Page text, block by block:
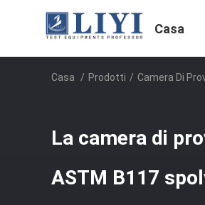
Casa
Casa / Prodotti / Camera Di
La camera di
ASTM B117